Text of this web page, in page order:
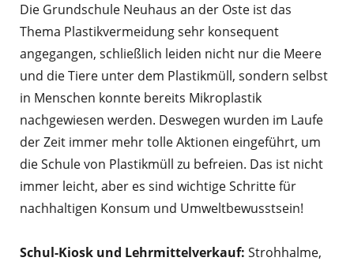
Die Grundschule Neuhaus an der Oste ist das
Thema Plastikvermeidung sehr konsequent
angegangen, schließlich leiden nicht nur die Meere
und die Tiere unter dem Plastikmüll, sondern selbst
in Menschen konnte bereits Mikroplastik
nachgewiesen werden. Deswegen wurden im Laufe
der Zeit immer mehr tolle Aktionen eingeführt, um
die Schule von Plastikmüll zu befreien. Das ist nicht
immer leicht, aber es sind wichtige Schritte für
nachhaltigen Konsum und Umweltbewusstsein!
Schul-Kiosk und Lehrmittelverkauf: Strohhalme,